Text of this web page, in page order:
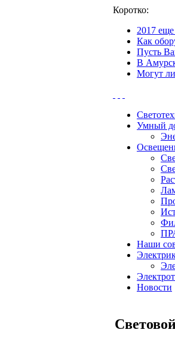
Коротко:
2017
Как
Пусть
В
Могут
Умный
Наши
Новости